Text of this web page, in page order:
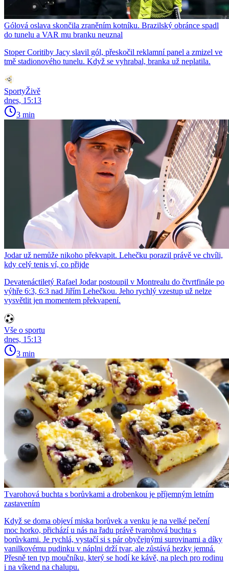
Gólová oslava skončila zraněním kotníku. Brazilský obránce spadl
do tunelu a VAR mu branku neuznal
Stoper Coritiby Jacy slavil gól, přeskočil reklamní panel a zmizel ve
tmě stadionového tunelu. Když se vyhrabal, branka už neplatila.
SportyŽivě
dnes, 15:13
3 min
Jodar už nemůže nikoho překvapit. Lehečku porazil právě ve chvíli,
kdy celý tenis ví, co přijde
Devatenáctiletý Rafael Jodar postoupil v Montrealu do čtvrtfinále po
výhře 6:3, 6:3 nad Jiřím Lehečkou. Jeho rychlý vzestup už nelze
vysvětlit jen momentem překvapení.
Vše o sportu
dnes, 15:13
3 min
Tvarohová buchta s borůvkami a drobenkou je příjemným letním
zastavením
Když se doma objeví miska borůvek a venku je na velké pečení
moc horko, přichází u nás na řadu právě tvarohová buchta s
borůvkami. Je rychlá, vystačí si s pár obyčejnými surovinami a díky
vanilkovému pudinku v náplni drží tvar, ale zůstává hezky jemná.
Přesně ten typ moučníku, který se hodí ke kávě, na plech pro rodinu
i na víkend na chalupu.